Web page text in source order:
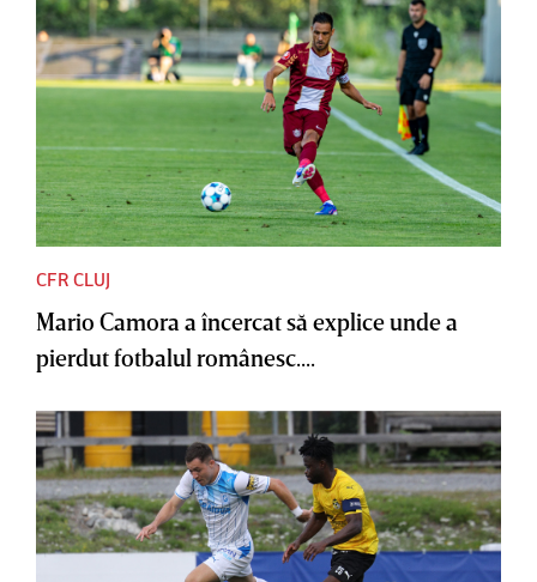
CFR CLUJ
Mario Camora a încercat să explice unde a
pierdut fotbalul românesc....